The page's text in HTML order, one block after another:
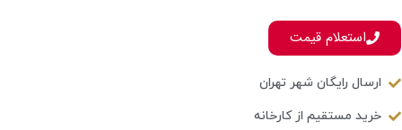
استعلام قیمت
ارسال رایگان شهر تهران
خرید مستقیم از کارخانه